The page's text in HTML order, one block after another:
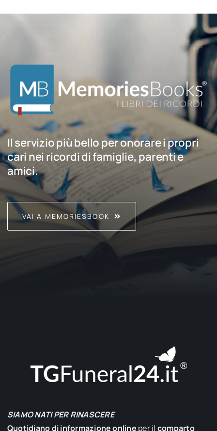
Il servizio più bello per onorare i propri
cari nei ricordi di famiglie, parenti e
amici.
VAI A MEMORIESBOOK
SIAMO NATI PER RINASCERE
Quotidiano di informazione online per il comparto